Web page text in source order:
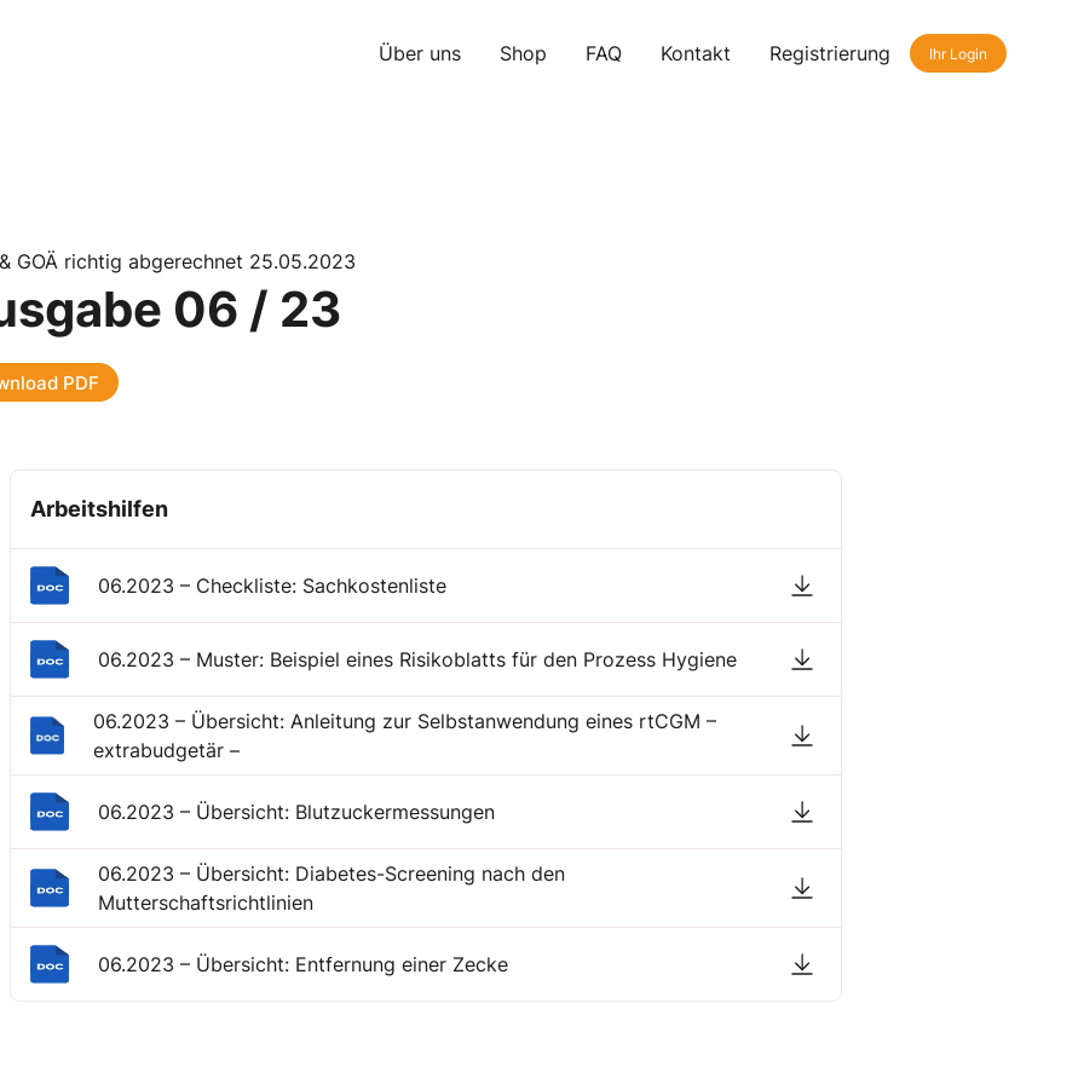
Über uns Shop FAQ Kontakt Registrierung Ihr Login
GOÄ richtig abgerechnet 25.05.2023
06 / 23
PDF
Arbeitshilfen
06.2023 – Checkliste: Sachkostenliste
06.2023 – Muster: Beispiel eines Risikoblatts für den Prozess Hygiene
06.2023 – Übersicht: Anleitung zur Selbstanwendung eines rtCGM –
extrabudgetär –
06.2023 – Übersicht: Blutzuckermessungen
06.2023 – Übersicht: Diabetes-Screening nach den
Mutterschaftsrichtlinien
06.2023 – Übersicht: Entfernung einer Zecke